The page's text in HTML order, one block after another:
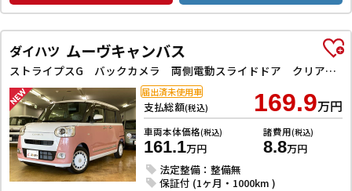
ダイハツ ムーヴキャンバス
ストライプスG バックカメラ 両側電動スライドドア クリアランスソナー 衝突被害軽減システム オートライト LEDヘッドランプ スマートキー アイドリングストップ 電動格納ミラー シートヒーター ベンチシート CVT
支払総額(税込) 169.9万円
車両本体価格(税込)
161.1万円
諸費用(税込)
8.8万円
法定整備：整備無
保証付 (1ヶ月・1000km )
届出済未使用車